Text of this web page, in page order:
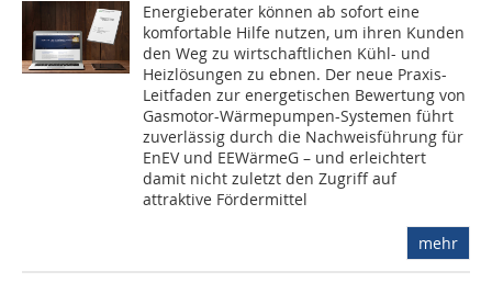
Energieberater können ab sofort eine
komfortable Hilfe nutzen, um ihren Kunden
den Weg zu wirtschaftlichen Kühl- und
Heizlösungen zu ebnen. Der neue Praxis-
Leitfaden zur energetischen Bewertung von
Gasmotor-Wärmepumpen-Systemen führt
zuverlässig durch die Nachweisführung für
EnEV und EEWärmeG – und erleichtert
damit nicht zuletzt den Zugriff auf
attraktive Fördermittel
mehr